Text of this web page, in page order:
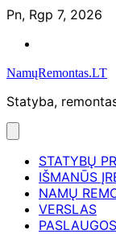
Skip
content
Pn, Rgp 7, 2026
NamųRemontas.LT
Statyba,
STATYBŲ
IŠMANŪS
NAMŲ
VERSLAS
PASLAUGOS